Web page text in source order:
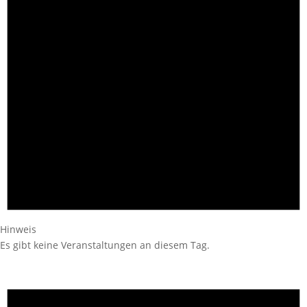
Hinweis
Es gibt keine Veranstaltungen an diesem Tag.